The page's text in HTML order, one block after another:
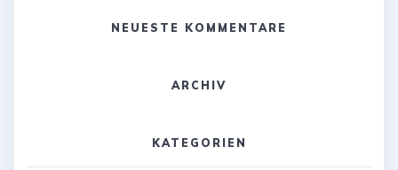
NEUESTE KOMMENTARE
ARCHIV
KATEGORIEN